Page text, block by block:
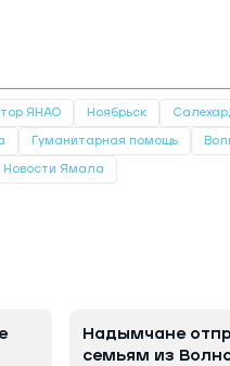
ЯНАО Ноябрьск
Гуманитарная помощь
Новости Ямала
Надымчане
семьям из